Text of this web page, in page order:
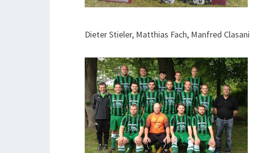
Dieter Stieler, Matthias Fach, Manfred Clasani